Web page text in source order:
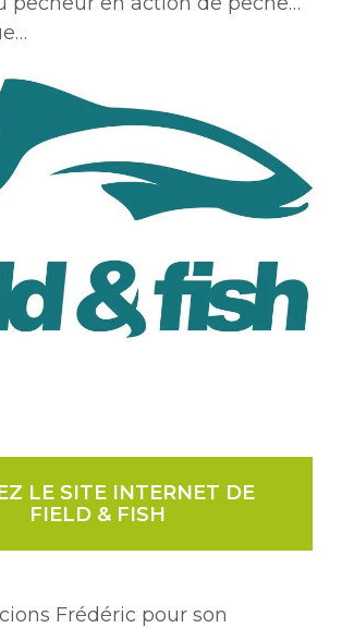
LE SITE INTERNET DE
FIELD & FISH
Frédéric pour son